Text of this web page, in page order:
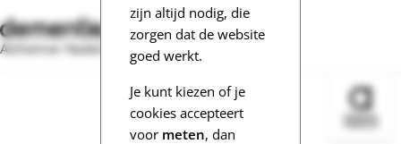
zijn altijd nodig, die
zorgen dat de website
goed werkt.
Je kunt kiezen of je
cookies accepteert
voor meten, dan
Alzheimer Nederland